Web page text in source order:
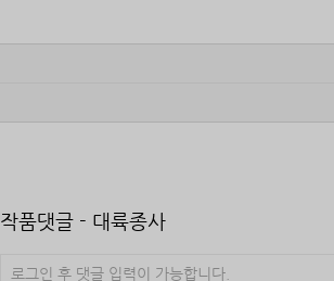
작품댓글 - 대륙종사
로그인 후 댓글 입력이 가능합니다.